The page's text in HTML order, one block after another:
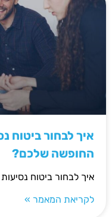
איך לבחור ביטוח
החופשה שלכם?
איך לבחור ביטוח
לקריאת המאמר »